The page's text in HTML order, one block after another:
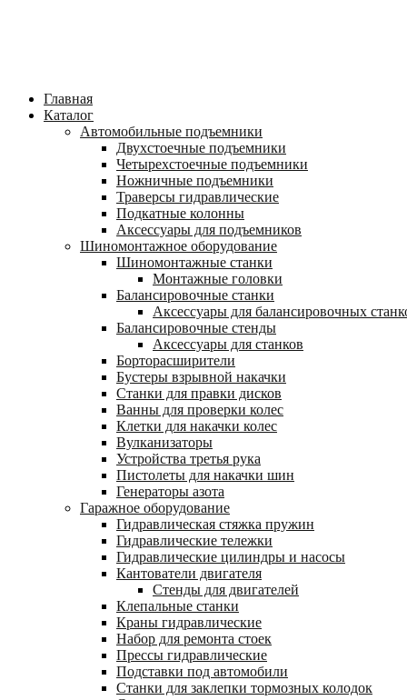
Главная
Каталог
Автомобильные подъемники
Двухстоечные подъемники
Четырехстоечные подъемники
Ножничные подъемники
Траверсы гидравлические
Подкатные колонны
Аксессуары для подъемников
Шиномонтажное оборудование
Шиномонтажные станки
Монтажные головки
Балансировочные станки
Аксессуары для балансировочных
Балансировочные стенды
Аксессуары для станков
Борторасширители
Бустеры взрывной накачки
Станки для правки дисков
Ванны для проверки колес
Клетки для накачки колес
Вулканизаторы
Устройства третья рука
Пистолеты для накачки шин
Генераторы азота
Гаражное оборудование
Гидравлическая стяжка пружин
Гидравлические тележки
Гидравлические цилиндры и насосы
Кантователи двигателя
Стенды для двигателей
Клепальные станки
Краны гидравлические
Набор для ремонта стоек
Прессы гидравлические
Подставки под автомобили
Станки для заклепки тормозных колодок